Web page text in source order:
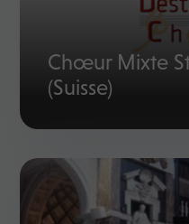
Chœur Mixte
(Suisse)